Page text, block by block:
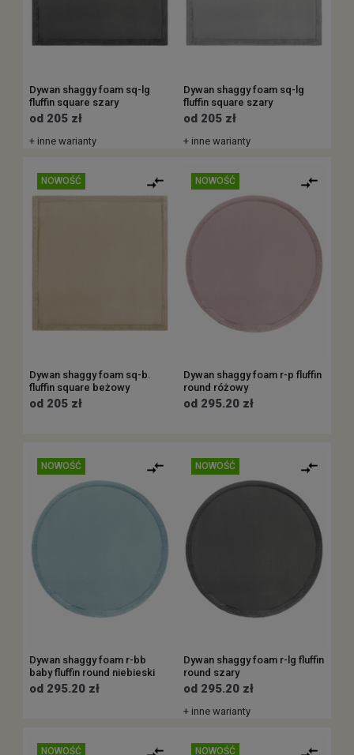
Dywan shaggy foam sq-lg
fluffin square szary
od 205 zł
+ inne warianty
Dywan shaggy foam sq-lg
fluffin square szary
od 205 zł
+ inne warianty
NOWOŚĆ
Dywan shaggy foam sq-b.
fluffin square beżowy
od 205 zł
NOWOŚĆ
Dywan shaggy foam r-p fluffin
round różowy
od 295.20 zł
NOWOŚĆ
Dywan shaggy foam r-bb
baby fluffin round niebieski
od 295.20 zł
NOWOŚĆ
Dywan shaggy foam r-lg fluffin
round szary
od 295.20 zł
+ inne warianty
NOWOŚĆ NOWOŚĆ